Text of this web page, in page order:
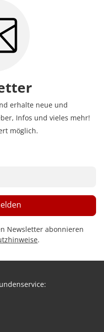
erhalte neue und
Infos und vieles mehr!
möglich.
Newsletter abonnieren
.